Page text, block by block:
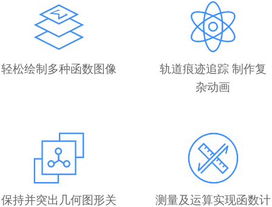
轻松绘制多种函数图像
轨道痕迹追踪 制作复
杂动画
保持并突出几何图形关
测量及运算实现函数计